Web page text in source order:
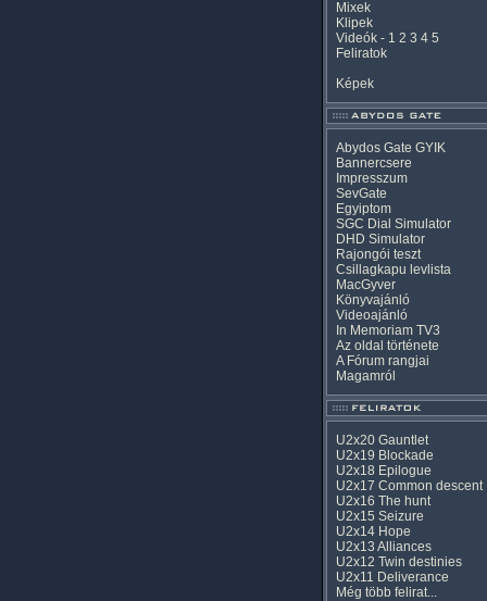
Mixek
Klipek
Videók - 1 2 3 4 5
Feliratok
Képek
Abydos Gate GYIK
Bannercsere
Impresszum
SevGate
Egyiptom
SGC Dial Simulator
DHD Simulator
Rajongói teszt
Csillagkapu levlista
MacGyver
Könyvajánló
Videoajánló
In Memoriam TV3
Az oldal története
A Fórum rangjai
Magamról
U2x20 Gauntlet
U2x19 Blockade
U2x18 Epilogue
U2x17 Common descent
U2x16 The hunt
U2x15 Seizure
U2x14 Hope
U2x13 Alliances
U2x12 Twin destinies
U2x11 Deliverance
Még több felirat...